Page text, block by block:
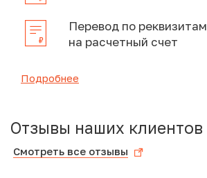
Перевод по реквизитам
на расчетный счет
Подробнее
Отзывы наших клиентов
Смотреть все отзывы